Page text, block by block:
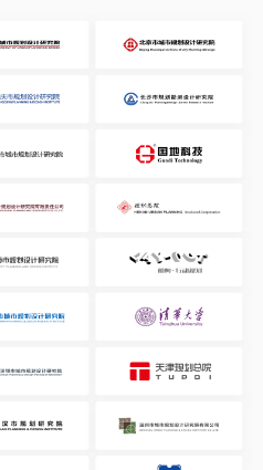
费水平、收入水平等多维度画像
方式偏好等多场景画像数据。
长等行为数据。
方式分析。
范围分析。